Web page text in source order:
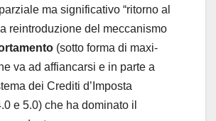
ma significativo “ritorno al
reintroduzione del meccanismo
(sotto forma di maxi-
va ad affiancarsi e in parte a
dei Crediti d’Imposta
e 5.0) che ha dominato il